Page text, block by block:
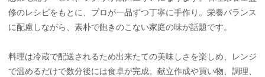
修のレシピをもとに、プロが一品ずつ丁寧に手作り。栄養バランス
に配慮しながら、素朴で飽きのこない家庭の味が話題です。
料理は冷蔵で配送されるため出来たての美味しさを楽しめ、レンジ
で温めるだけで数分後には食卓が完成。献立作成や買い物、調理、